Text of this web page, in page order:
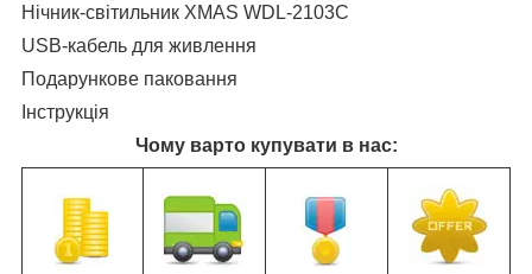
Нічник-світильник XMAS WDL-2103C
USB-кабель для живлення
Подарункове паковання
Інструкція
Чому варто купувати в нас: